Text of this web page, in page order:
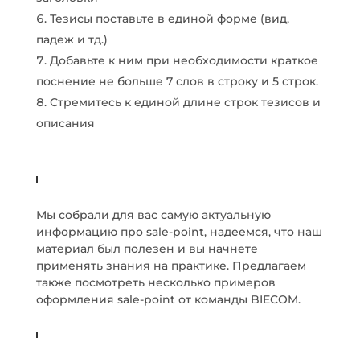
Тезисы поставьте в единой форме (вид,
падеж и тд.)
Добавьте к ним при необходимости краткое
поснение не больше 7 слов в строку и 5 строк.
Стремитесь к единой длине строк тезисов и
описания
Мы собрали для вас самую актуальную
информацию про sale-point, надеемся, что наш
материал был полезен и вы начнете
применять знания на практике. Предлагаем
также посмотреть несколько примеров
оформления sale-point от команды BIECOM.